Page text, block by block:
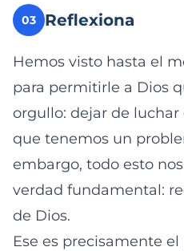
03 Reflexiona
Hemos visto hasta el
para permitirle a Dios
orgullo: dejar de luchar
que tenemos un
embargo, todo esto
verdad fundamental:
de Dios.
Ese es precisamente